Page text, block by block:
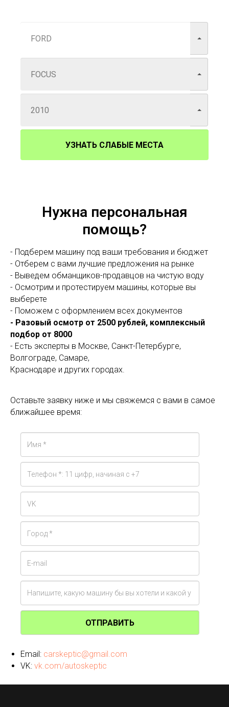
УЗНАТЬ СЛАБЫЕ МЕСТА
Нужна персональная
помощь?
- Подберем машину под ваши требования и бюджет
- Отберем с вами лучшие предложения на рынке
- Выведем обманщиков-продавцов на чистую воду
- Осмотрим и протестируем машины, которые вы
выберете
- Поможем с оформлением всех документов
- Разовый осмотр от 2500 рублей, комплексный
подбор от 8000
- Есть эксперты в Москве, Санкт-Петербурге,
Волгограде, Самаре,
Краснодаре и других городах.
Оставьте заявку ниже и мы свяжемся с вами в самое
ближайшее время:
ОТПРАВИТЬ
Email: carskeptic@gmail.com
VK: vk.com/autoskeptic